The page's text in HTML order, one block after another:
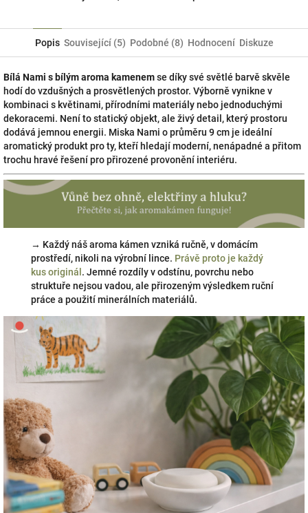
Popis Související (5) Podobné (8) Hodnocení Diskuze
Bílá Nami s bílým aroma kamenemse díky své světlé barvě skvěle
hodí do vzdušných a prosvětlených prostor. Výborně vynikne v
kombinaci s květinami, přírodními materiály nebo jednoduchými
dekoracemi. Není to statický objekt, ale živý detail, který prostoru
dodává jemnou energii. Miska Nami o průměru 9 cm je ideální
aromatický produkt pro ty, kteří hledají moderní, nenápadné a přitom
trochu hravé řešení pro přirozené provonění interiéru.
→ Každý náš aroma kámen vzniká ručně, v domácím
prostředí, nikoli na výrobní lince. Právě proto je každý
kus originál . Jemné rozdíly v odstínu, povrchu nebo
struktuře nejsou vadou, ale přirozeným výsledkem ruční
práce a použití minerálních materiálů.